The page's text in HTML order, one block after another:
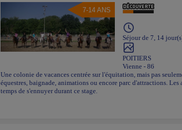
7-14 ANS
Séjour de 7, 14
POITIERS
Vienne - 86
Une colonie de vacances centrée sur l'équitation, mais pas
équestres, baignade, animations ou encore parc d'attractions.
temps de s'ennuyer durant ce stage.